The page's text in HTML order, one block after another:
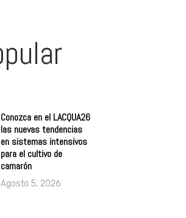
Conozca en el LACQUA26
las nuevas tendencias
en sistemas intensivos
para el cultivo de
camarón
Agosto 5, 2026